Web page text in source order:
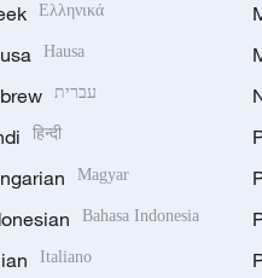
Ελληνικά
Hausa
עברית
हिन्दी
Magyar
Bahasa Indonesia
Italiano